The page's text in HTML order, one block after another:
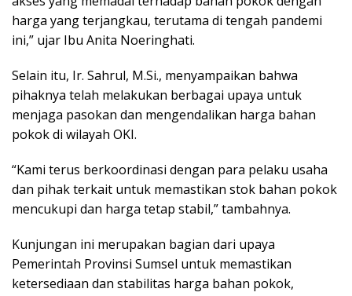
harga yang terjangkau, terutama di tengah pandemi
ini,” ujar Ibu Anita Noeringhati.
Selain itu, Ir. Sahrul, M.Si., menyampaikan bahwa
pihaknya telah melakukan berbagai upaya untuk
menjaga pasokan dan mengendalikan harga bahan
pokok di wilayah OKI.
“Kami terus berkoordinasi dengan para pelaku usaha
dan pihak terkait untuk memastikan stok bahan pokok
mencukupi dan harga tetap stabil,” tambahnya.
Kunjungan ini merupakan bagian dari upaya
Pemerintah Provinsi Sumsel untuk memastikan
ketersediaan dan stabilitas harga bahan pokok,